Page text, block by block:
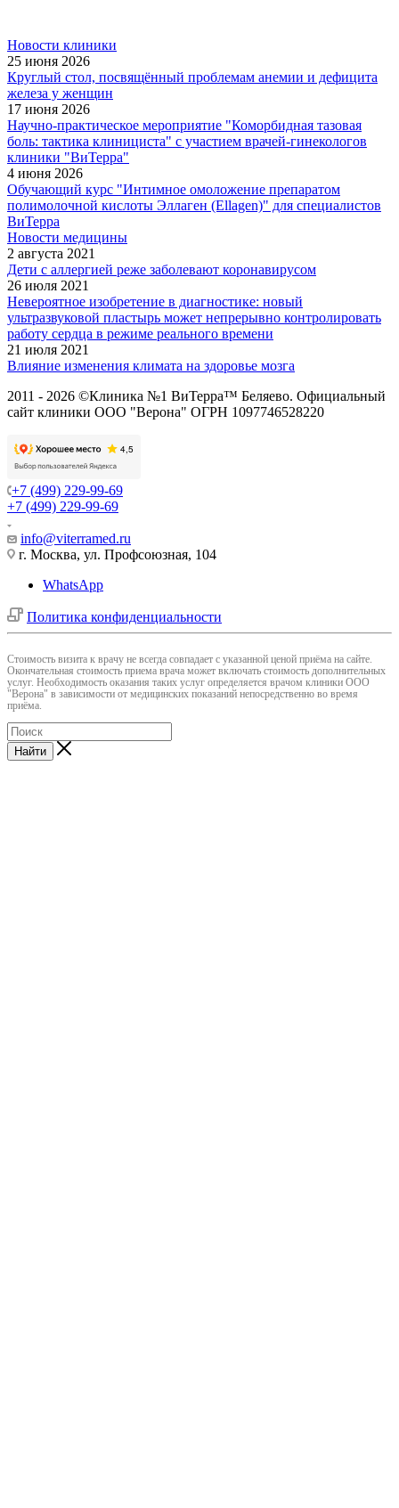
Новости клиники
25 июня 2026
Круглый стол, посвящённый проблемам анемии и дефицита
железа у женщин
17 июня 2026
Научно-практическое мероприятие "Коморбидная тазовая
боль: тактика клинициста" с участием врачей-гинекологов
клиники "ВиТерра"
4 июня 2026
Обучающий курс "Интимное омоложение препаратом
полимолочной кислоты Эллаген (Ellagen)" для специалистов
ВиТерра
Новости медицины
2 августа 2021
Дети с аллергией реже заболевают коронавирусом
26 июля 2021
Невероятное изобретение в диагностике: новый
ультразвуковой пластырь может непрерывно контролировать
работу сердца в режиме реального времени
21 июля 2021
Влияние изменения климата на здоровье мозга
2011 - 2026 ©Клиника №1 ВиТерра™ Беляево. Официальный
сайт клиники ООО "Верона" ОГРН 1097746528220
+7 (499) 229-99-69
+7 (499) 229-99-69
info@viterramed.ru
г. Москва, ул. Профсоюзная, 104
WhatsApp
Политика конфиденциальности
Cтоимость визита к врачу не всегда совпадает с указанной ценой приёма на сайте.
Окончательная стоимость приема врача может включать стоимость дополнительных
услуг. Необходимость оказания таких услуг определяется врачом клиники ООО
"Верона" в зависимости от медицинских показаний непосредственно во время
приёма.
Найти